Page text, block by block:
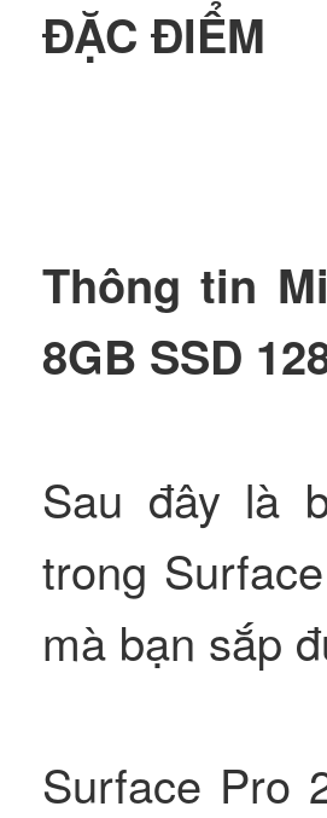
ĐẶC ĐIỂM
Thông tin
8GB SSD
Sau đây là
trong
mà bạn sắp
Surface Pro